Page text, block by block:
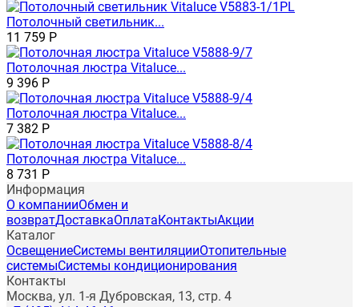
Потолочный светильник...
11 759 Р
Потолочная люстра Vitaluce...
9 396 Р
Потолочная люстра Vitaluce...
7 382 Р
Потолочная люстра Vitaluce...
8 731 Р
Информация
О компанииОбмен и
возвратДоставкаОплатаКонтактыАкции
Каталог
ОсвещениеСистемы вентиляцииОтопительные
системыСистемы кондиционирования
Контакты
Москва, ул. 1-я Дубровская, 13, стр. 4